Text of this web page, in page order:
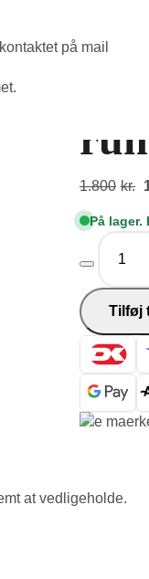
1.800 kr.
På
Home
Wolly
rund
200
cm
Creme
antal
Tilføj
at vedligeholde.
på mail